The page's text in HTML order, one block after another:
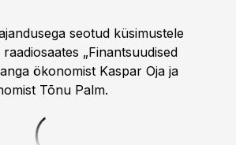
seotud küsimustele
„Finantsuudised
ökonomist Kaspar Oja ja
Tõnu Palm.